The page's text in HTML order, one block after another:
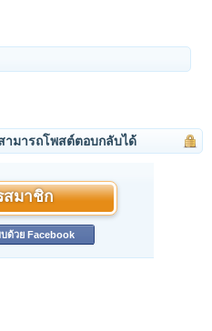
ามารถโพสต์ตอบกลับได้
สมาชิก
บด้วย Facebook